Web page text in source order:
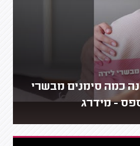
כמה סימנים מבשרי
- מידרג